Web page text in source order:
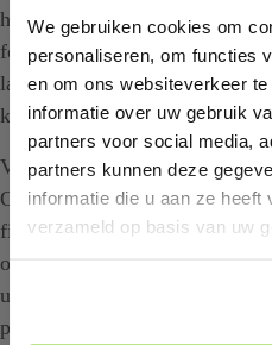
We gebruiken cookies om
personaliseren, om functies
en om ons websiteverkeer
informatie over uw gebruik
partners voor social media,
partners kunnen deze
informatie die u aan ze
verzameld op basis van uw
hoogtepunten te fiets
forten van de Stelling van
landhuizen uit de Gouden
kaasmarkt in Edam.
Volendam is een prachtig punt
Overnacht u bij hotel Old
fiets stallen in onze
om fietsen te huren bij ons.
uw overnachting en kom
prachtige omgeving!